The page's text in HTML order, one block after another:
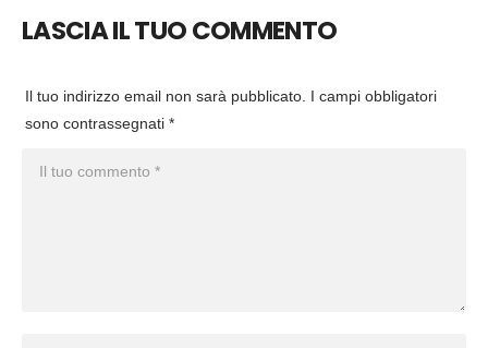
LASCIA IL TUO COMMENTO
Il tuo indirizzo email non sarà pubblicato. I campi obbligatori
sono contrassegnati *